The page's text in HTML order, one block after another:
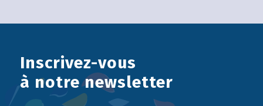
Inscrivez-vous
à notre newsletter